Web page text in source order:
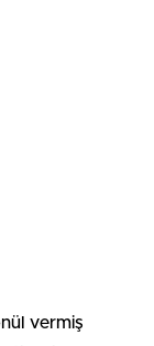
vermiş